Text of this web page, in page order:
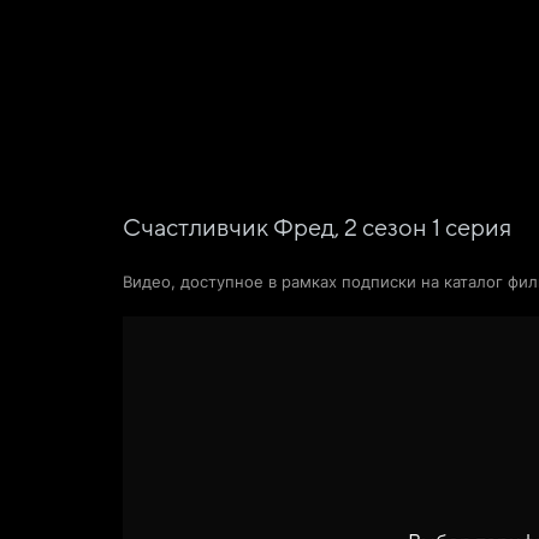
Счастливчик Фред, 2 сезон 1 серия
Видео, доступное в рамках подписки на каталог